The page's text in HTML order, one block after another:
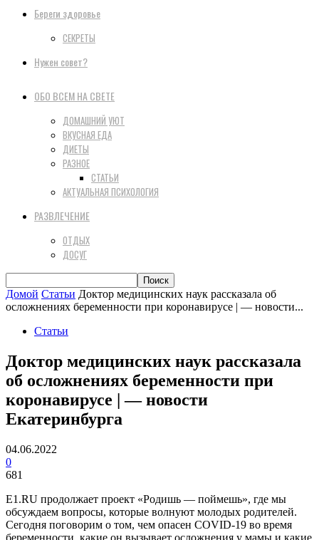
Береги здоровье
СЕКРЕТЫ
Нужен совет?
ОБО ВСЕМ НА СВЕТЕ
ДОМАШНИЙ УЮТ
ВКУСНАЯ ЕДА
ДИЕТЫ
РАЗНОЕ
СТАТЬИ
АКТУАЛЬНАЯ ПСИХОЛОГИЯ
РАЗВЛЕЧЕНИЕ
ОТДЫХ
ДОСУГ
Домой Статьи Доктор медицинских наук рассказала об
осложнениях беременности при коронавирусе | — новости...
Статьи
Доктор медицинских наук рассказала
об осложнениях беременности при
коронавирусе | — новости
Екатеринбурга
04.06.2022
0
681
Е1.RU продолжает проект «Родишь — поймешь», где мы
обсуждаем вопросы, которые волнуют молодых родителей.
Сегодня поговорим о том, чем опасен COVID-19 во время
беременности, какие он вызывает осложнения у мамы и какие